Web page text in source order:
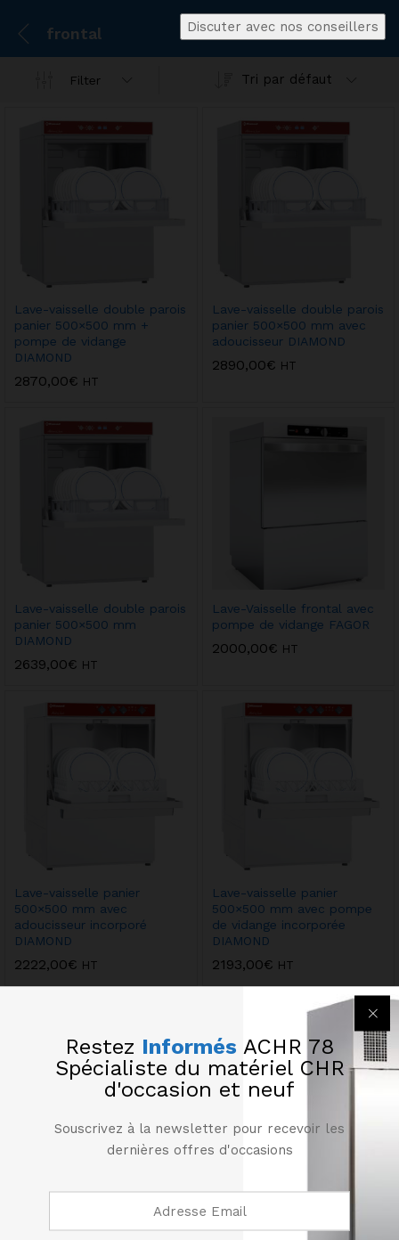
frontal
Filter Tri par défaut
Lave-vaisselle double parois
panier 500×500 mm +
pompe de vidange
DIAMOND
2870,00€ HT
Lave-vaisselle double parois
panier 500×500 mm avec
adoucisseur DIAMOND
2890,00€ HT
Lave-vaisselle double parois
panier 500×500 mm
DIAMOND
2639,00€ HT
Lave-Vaisselle frontal avec
pompe de vidange FAGOR
2000,00€ HT
Lave-vaisselle panier
500×500 mm avec
adoucisseur incorporé
DIAMOND
2222,00€ HT
Lave-vaisselle panier
500×500 mm avec pompe
de vidange incorporée
DIAMOND
2193,00€ HT
Lave-vaisselle panier
500×500 mm DIAMOND
1939,00€ HT
Lave-vaisselle panier
500×500 mm DIAMOND
1690,00€ HT
Restez Informés ACHR 78
Spécialiste du matériel CHR
d'occasion et neuf
Souscrivez à la newsletter pour recevoir les
dernières offres d'occasions
Discuter avec nos conseillers